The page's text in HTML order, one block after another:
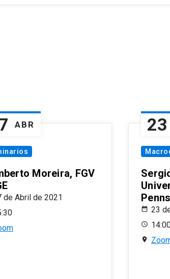
ABR
Moreira, FGV
de Abril de 2021
23
23